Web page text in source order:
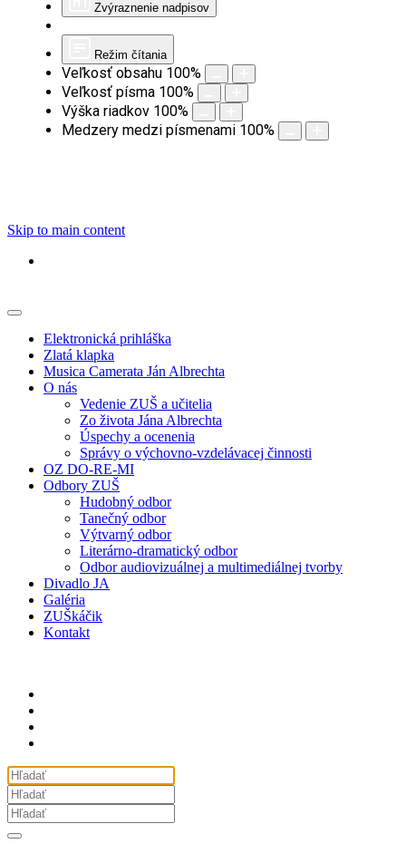
Zvýraznenie nadpisov
Režim čítania
Veľkosť obsahu 100%
Veľkosť písma 100%
Výška riadkov 100%
Medzery medzi písmenami 100%
Skip to main content
Elektronická prihláška
Zlatá klapka
Musica Camerata Ján Albrechta
O nás
Vedenie ZUŠ a učitelia
Zo života Jána Albrechta
Úspechy a ocenenia
Správy o výchovno-vzdelávacej činnosti
OZ DO-RE-MI
Odbory ZUŠ
Hudobný odbor
Tanečný odbor
Výtvarný odbor
Literárno-dramatický odbor
Odbor audiovizuálnej a multimediálnej tvorby
Divadlo JA
Galéria
ZUŠkáčik
Kontakt